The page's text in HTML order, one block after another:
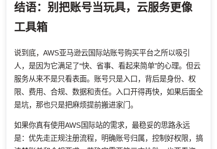
结语：别把账号当玩具，云服务更像
工具箱
说到底，AWS亚马逊云国际站账号购买平台之所以吸引
人，是因为它满足了“快、省事、看起来简单”的心理。但云
服务从来不是只看表面。账号只是入口，背后是身份、权
限、费用、合规、数据和责任。入口开得再快，如果后面全
是坑，那也只是把麻烦提前搬进家门。
如果你真有使用AWS国际站的需求，最稳妥的思路永远
是：优先走正规注册流程，明确账号归属，控制好权限，搞